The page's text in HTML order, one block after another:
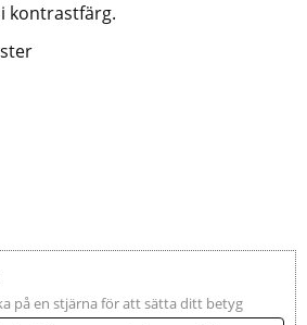
kontrastfärg.
på en stjärna för att sätta ditt betyg